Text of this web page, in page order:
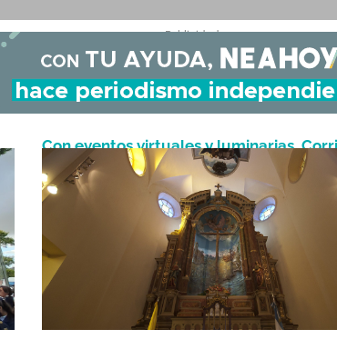
- Publicidad -
Con eventos virtuales y luminarias,
celebra hoy a la Cruz de los Milagros
Mayo 3, 2021